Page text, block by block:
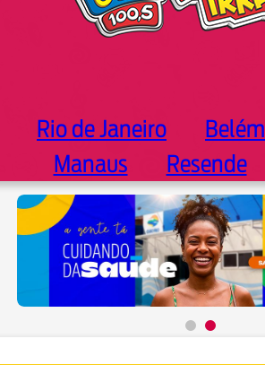
Rio de Janeiro Belém
Manaus
Resende